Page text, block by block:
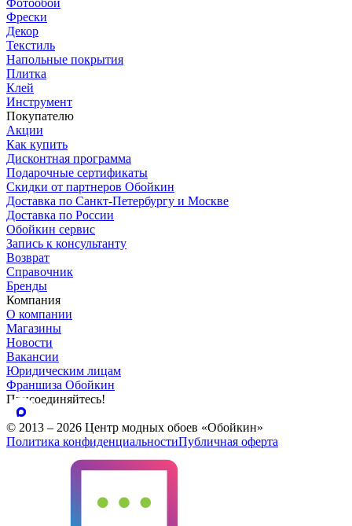
Фотообои
Фрески
Декор
Текстиль
Напольные покрытия
Плитка
Клей
Инструмент
Покупателю
Акции
Как купить
Дисконтная программа
Подарочные сертификаты
Скидки от партнеров Обойкин
Доставка по Санкт-Петербургу и Москве
Доставка по России
Обойкин сервис
Запись к консультанту
Возврат
Справочник
Бренды
Компания
О компании
Магазины
Новости
Вакансии
Юридическим лицам
Франшиза Обойкин
Присоединяйтесь!
© 2013 – 2026 Центр модных обоев «Обойкин»
Политика конфиденциальностиПубличная оферта